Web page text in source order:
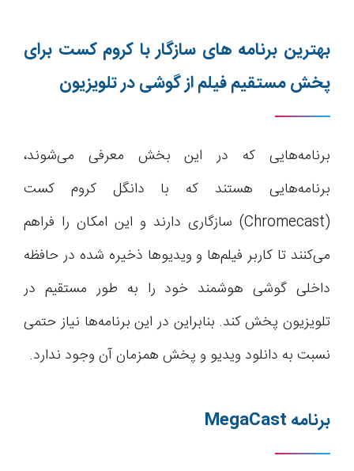
بهترین برنامه های سازگار با کروم کست برای
پخش مستقیم فیلم از گوشی در تلویزیون
برنامه‌هایی که در این بخش معرفی می‌شوند،
برنامه‌هایی هستند که با دانگل کروم کست
(Chromecast) سازگاری دارند و این امکان را فراهم
می‌کنند تا کاربر فیلم‌ها و ویدیوها ذخیره شده در حافظه
داخلی گوشی هوشمند خود را به طور مستقیم در
تلویزیون پخش کند. بنابراین در این برنامه‌ها نیاز حتمی
نسبت به دانلود ویدیو و پخش همزمان آن وجود ندارد.
برنامه MegaCast